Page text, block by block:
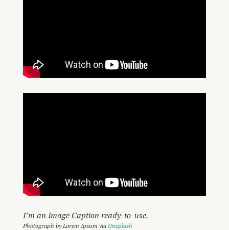
I’m an Image Caption ready-to-use.
Photograph by Lorem Ipsum via Unsplash